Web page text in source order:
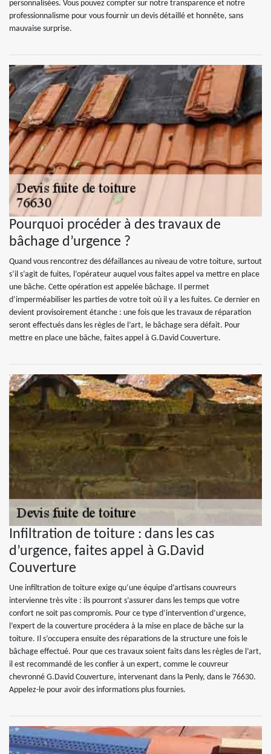
personnalisées. Vous pouvez compter sur notre transparence et notre
professionnalisme pour vous fournir un devis détaillé et honnête, sans
mauvaise surprise.
Pourquoi procéder à des travaux de
bâchage d’urgence ?
Quand vous rencontrez des défaillances au niveau de votre toiture, surtout
s’il s’agit de fuites, l’opérateur auquel vous faites appel va mettre en place
une bâche. Cette opération est appelée bâchage. Il permet
d’imperméabiliser les parties de votre toit où il y a les fuites. Ce dernier en
devient provisoirement étanche : une fois que les travaux de réparation
seront effectués dans les règles de l’art, le bâchage sera défait. Pour
mettre en place une bâche, faites appel à G.David Couverture.
Infiltration de toiture : dans les cas
d’urgence, faites appel à G.David
Couverture
Une infiltration de toiture exige qu’une équipe d’artisans couvreurs
intervienne très vite : ils pourront s’assurer dans les temps que votre
confort ne soit pas compromis. Pour ce type d’intervention d’urgence,
l’expert de la couverture procédera à la mise en place de bâche sur la
toiture. Il s’occupera ensuite des réparations de la structure une fois le
bâchage effectué. Pour que ces travaux soient faits dans les règles de l’art,
il est recommandé de les confier à un expert, comme le couvreur
chevronné G.David Couverture, intervenant dans la Penly, dans le 76630.
Appelez-le pour avoir des informations plus fournies.